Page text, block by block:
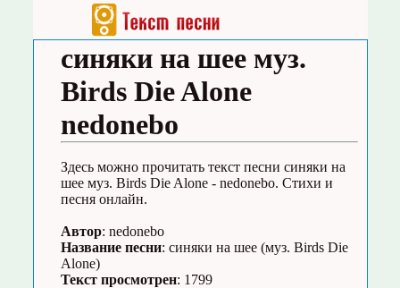
синяки на шее муз.
Birds Die Alone
nedonebo
Здесь можно прочитать текст песни синяки на
шее муз. Birds Die Alone - nedonebo. Стихи и
песня онлайн.
Автор: nedonebo
Название песни: синяки на шее (муз. Birds Die
Alone)
Текст просмотрен: 1799